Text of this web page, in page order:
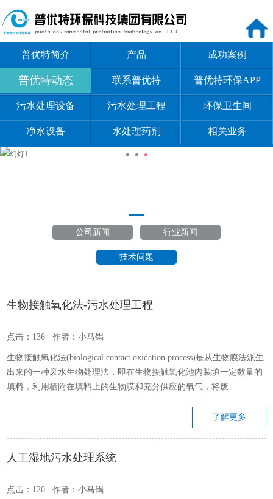
普优特简介 产品 成功案例
普优特动态 联系普优特 普优特环保APP
污水处理设备 污水处理工程 环保卫生间
净水设备 水处理药剂 相关业务
公司新闻 行业新闻
技术问题
生物接触氧化法-污水处理工程
点击：136 作者：小马锅
生物接触氧化法(biological contact oxidation process)是从生物膜法派生
出来的一种废水生物处理法，即在生物接触氧化池内装填一定数量的
填料，利用栖附在填料上的生物膜和充分供应的氧气，将废...
了解更多
人工湿地污水处理系统
点击：120 作者：小马锅